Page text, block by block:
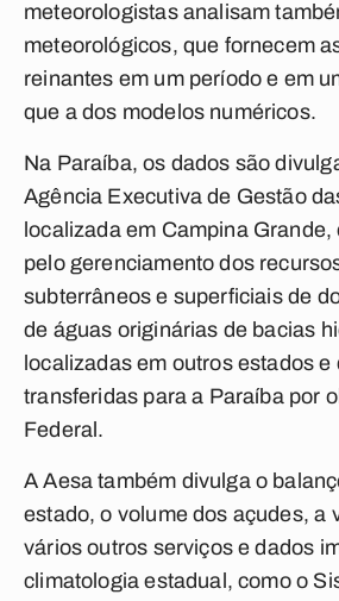
meteorologistas analisam
meteorológicos, que fornecem
reinantes em um período e em
que a dos modelos numéricos.
Na Paraíba, os dados são
Agência Executiva de Gestão
localizada em Campina Grande,
pelo gerenciamento dos
subterrâneos e superficiais de
de águas originárias de bacias
localizadas em outros estados e
transferidas para a Paraíba por
Federal.
A Aesa também divulga o
estado, o volume dos açudes, a
vários outros serviços e dados
climatologia estadual, como o